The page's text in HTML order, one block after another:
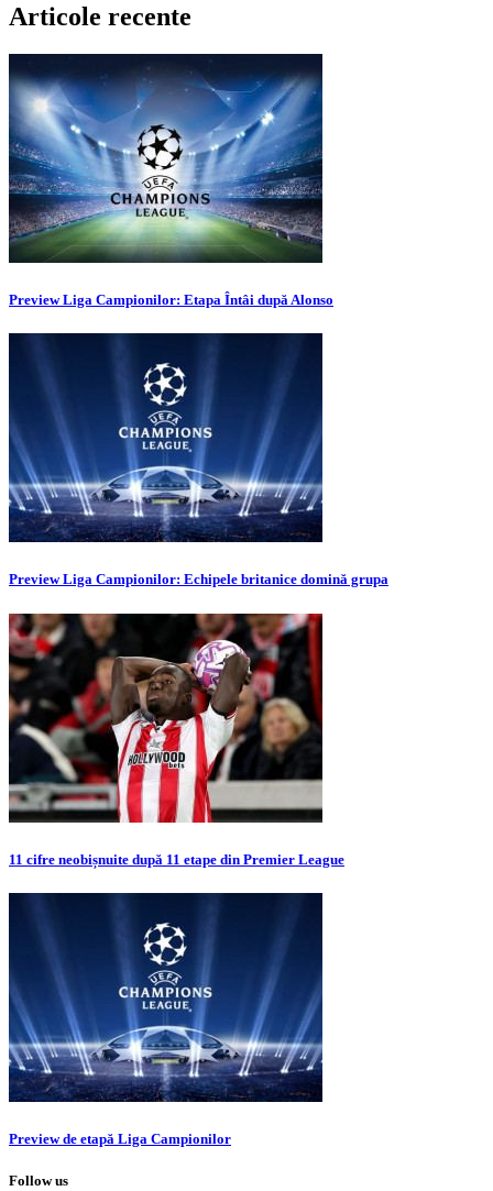
Articole recente
Preview Liga Campionilor: Etapa Întâi după Alonso
Preview Liga Campionilor: Echipele britanice domină grupa
11 cifre neobișnuite după 11 etape din Premier League
Preview de etapă Liga Campionilor
Follow us